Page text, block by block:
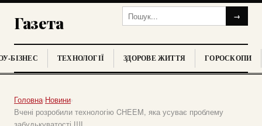
Газета →
БІЗНЕС ТЕХНОЛОГІЇ ЗДОРОВЕ ЖИТТЯ ГОРОСКОПИ
Головна›Новини›
Вчені розробили технологію CHEEM, яка усуває проблему